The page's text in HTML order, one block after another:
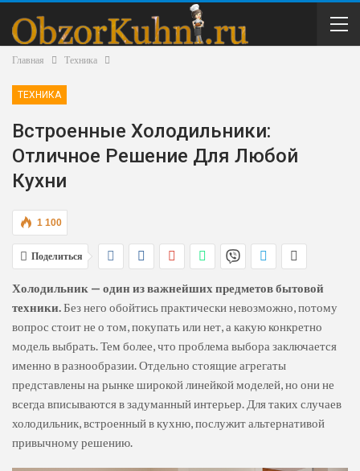
Главная Техника
ТЕХНИКА
Встроенные Холодильники:
Отличное Решение Для Любой
Кухни
1 100
Поделиться
Холодильник — один из важнейших предметов бытовой
техники.Без него обойтись практически невозможно, потому
вопрос стоит не о том, покупать или нет, а какую конкретно
модель выбрать. Тем более, что проблема выбора заключается
именно в разнообразии. Отдельно стоящие агрегаты
представлены на рынке широкой линейкой моделей, но они не
всегда вписываются в задуманный интерьер. Для таких случаев
холодильник, встроенный в кухню, послужит альтернативой
привычному решению.